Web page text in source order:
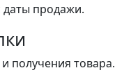
даты продажи.
получения товара.